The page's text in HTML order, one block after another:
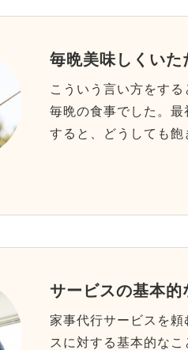
毎晩美味しくいた
こういう言い方をす
毎晩の食事でした。
すると、どうしても
サービスの基本的
家事代行サービスを
スに対する基本的な